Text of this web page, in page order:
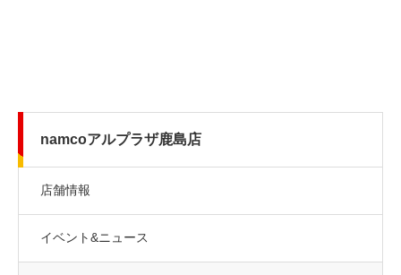
namcoアルプラザ鹿島店
店舗情報
イベント&ニュース